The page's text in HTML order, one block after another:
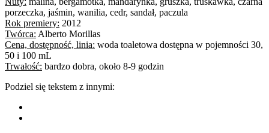
porzeczka, jaśmin, wanilia, cedr, sandał, paczula
Rok premiery: 2012
Twórca: Alberto Morillas
Cena, dostępność, linia: woda toaletowa dostępna w pojemności 30,
50 i 100 mL
Trwałość: bardzo dobra, około 8-9 godzin
Podziel się tekstem z innymi: